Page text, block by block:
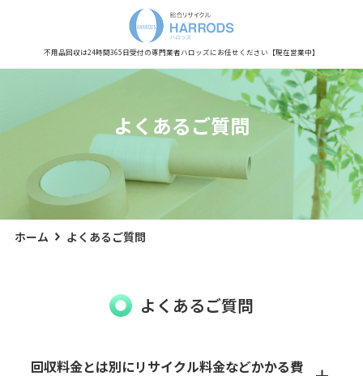
不用品回収は24時間365日受付の専門業者ハロッズにお任せください 【現在営業中】
よくあるご質問
ホーム よくあるご質問
よくあるご質問
回収料金とは別にリサイクル料金などかかる費